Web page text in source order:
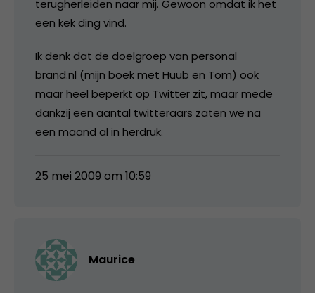
terugherleiden naar mij. Gewoon omdat ik het
een kek ding vind.
Ik denk dat de doelgroep van personal
brand.nl (mijn boek met Huub en Tom) ook
maar heel beperkt op Twitter zit, maar mede
dankzij een aantal twitteraars zaten we na
een maand al in herdruk.
25 mei 2009 om 10:59
Maurice